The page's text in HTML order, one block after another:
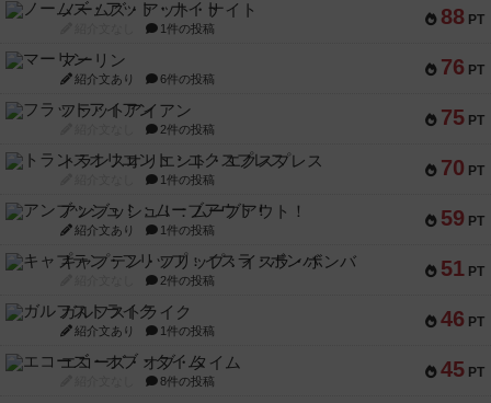
88 PT
ノームズ・アット・ナイト
1件の投稿
76 PT
マーリン
紹介文あり 6件の投稿
75 PT
フラットアイアン
2件の投稿
70 PT
トランスオリエント・エクスプレス
1件の投稿
59 PT
アンブッシュ！：ムーブアウト！
紹介文あり 1件の投稿
51 PT
キャプテン・フリップ：イスラ・ボンバ
2件の投稿
46 PT
ガルフストライク
紹介文あり 1件の投稿
45 PT
エコーズ・オブ・タイム
8件の投稿